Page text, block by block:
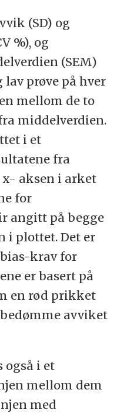
(SD) og
%), og
(SEM)
prøve på hver
mellom de to
middelverdien.
i et
fra
aksen i arket
for
angitt på begge
i plottet. Det er
krav for
er basert på
en rød prikket
avviket
også i et
mellom dem
med